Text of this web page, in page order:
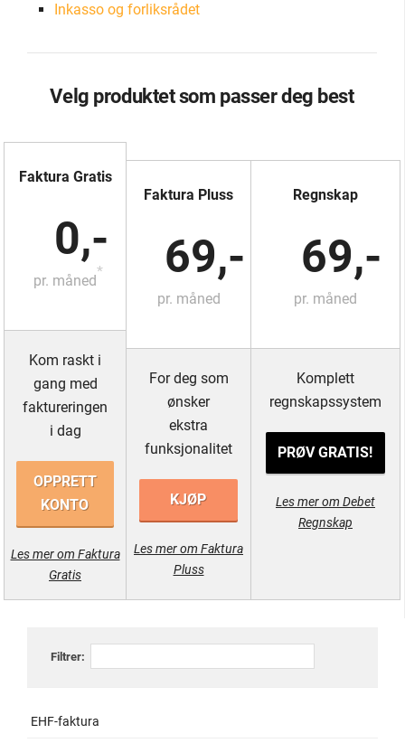
Inkasso og forliksrådet
Velg produktet som passer deg best
Faktura Gratis
0,-
pr. måned
*
Kom raskt i
gang med
faktureringen
i dag
OPPRETT
KONTO
Les mer om Faktura
Gratis
Faktura Pluss
69,-
pr. måned
For deg som
ønsker
ekstra
funksjonalitet
KJØP
Les mer om Faktura
Pluss
Regnskap
69,-
pr. måned
Komplett
regnskapssystem
PRØV GRATIS!
Les mer om Debet
Regnskap
Filtrer:
EHF-faktura